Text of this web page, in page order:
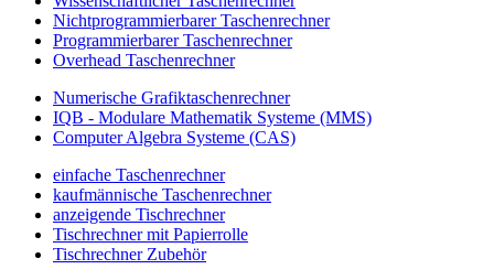
Nichtprogrammierbarer Taschenrechner
Programmierbarer Taschenrechner
Overhead Taschenrechner
Numerische Grafiktaschenrechner
IQB - Modulare Mathematik Systeme (MMS)
Computer Algebra Systeme (CAS)
einfache Taschenrechner
kaufmännische Taschenrechner
anzeigende Tischrechner
Tischrechner mit Papierrolle
Tischrechner Zubehör